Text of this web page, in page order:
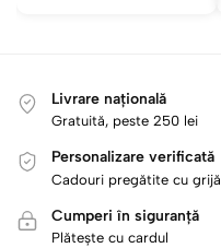
Livrare națională
Gratuită, peste 250 lei
Personalizare verificată
Cadouri pregătite cu grijă
Cumperi în siguranță
Plătește cu cardul